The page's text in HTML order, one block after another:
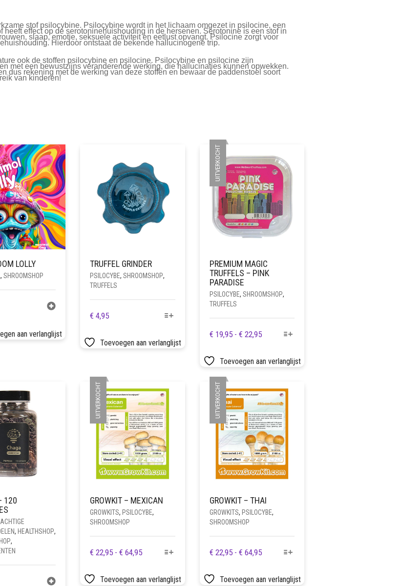
stof psilocybine. Psilocybine wordt in het lichaam omgezet in psilocine, een
effect op de serotoninehuishouding in de hersenen. Serotonine is een stof in
slaap, emotie, seksuele activiteit en eetlust opvangt. Psilocine zorgt voor
Hierdoor ontstaat de bekende hallucinogene trip.
ook de stoffen psilocybine en psilocine. Psilocybine en psilocine zijn
met een bewustzijns veranderende werking, die hallucinaties kunnen opwekken.
dus rekening met de werking van deze stoffen en bewaar de paddenstoel soort
van kinderen!
LOLLY
, SHROOMSHOP
aan verlanglijst
TRUFFEL GRINDER
PSILOCYBE, SHROOMSHOP,
TRUFFELS
€ 4,95DIT
MEERDERE
KAN
GEKOZEN
WORDEN
OP
DE
PRODUCTPAGINA
Toevoegen aan verlanglijst
UITVERKOCHT
PREMIUM MAGIC
TRUFFELS – PINK
PARADISE
PSILOCYBE, SHROOMSHOP,
TRUFFELS
€ 19,95 - € 22,95PRIJSKLASSE:
€ 22,95
DIT
MEERDERE
DEZE
OPTIE
KAN
GEKOZEN
WORDEN
OP
DE
PRODUCTPAGINA
Toevoegen aan verlanglijst
120
, HEALTHSHOP,
,
UITVERKOCHT
GROWKIT – MEXICAN
GROWKITS, PSILOCYBE,
SHROOMSHOP
€ 22,95 - € 64,95PRIJSKLASSE:
TOT
DIT
MEERDERE
Toevoegen aan verlanglijst
UITVERKOCHT
GROWKIT – THAI
GROWKITS, PSILOCYBE,
SHROOMSHOP
€ 22,95 - € 64,95PRIJSKLASSE:
TOT
DIT
MEERDERE
Toevoegen aan verlanglijst